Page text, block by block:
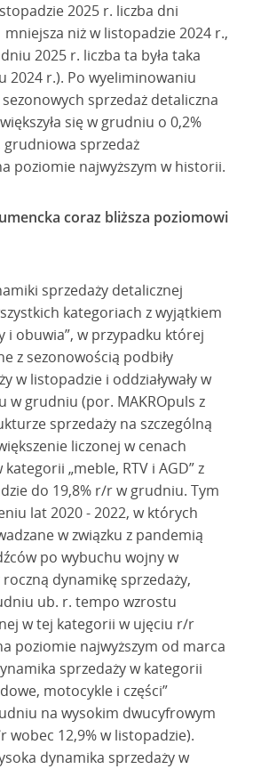
2025 r. liczba dni
mniejsza niż w listopadzie 2024 r.,
2025 r. liczba ta była taka
2024 r.). Po wyeliminowaniu
sprzedaż detaliczna
się w grudniu o 0,2%
sprzedaż
poziomie najwyższym w historii.
coraz bliższa poziomowi
sprzedaży detalicznej
kategoriach z wyjątkiem
i obuwia”, w przypadku której
z sezonowością podbiły
w listopadzie i oddziaływały w
w grudniu (por. MAKROpuls z
sprzedaży na szczególną
liczonej w cenach
„meble, RTV i AGD” z
do 19,8% r/r w grudniu. Tym
lat 2020 - 2022, w których
w związku z pandemią
po wybuchu wojny w
roczną dynamikę sprzedaży,
ub. r. tempo wzrostu
w tej kategorii w ujęciu r/r
poziomie najwyższym od marca
sprzedaży w kategorii
motocykle i części”
na wysokim dwucyfrowym
wobec 12,9% w listopadzie).
dynamika sprzedaży w